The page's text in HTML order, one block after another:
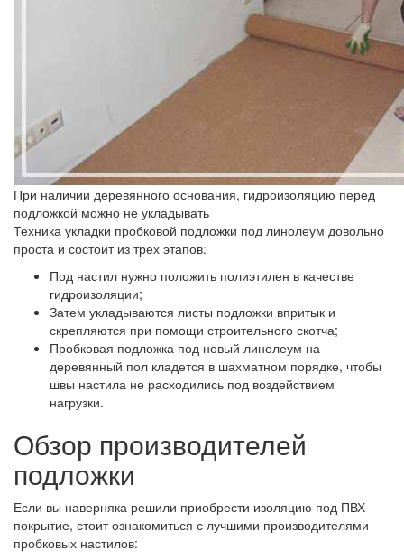
При наличии деревянного основания, гидроизоляцию перед
подложкой можно не укладывать
Техника укладки пробковой подложки под линолеум довольно
проста и состоит из трех этапов:
Под настил нужно положить полиэтилен в качестве
гидроизоляции;
Затем укладываются листы подложки впритык и
скрепляются при помощи строительного скотча;
Пробковая подложка под новый линолеум на
деревянный пол кладется в шахматном порядке, чтобы
швы настила не расходились под воздействием
нагрузки.
Обзор производителей
подложки
Если вы наверняка решили приобрести изоляцию под ПВХ-
покрытие, стоит ознакомиться с лучшими производителями
пробковых настилов: